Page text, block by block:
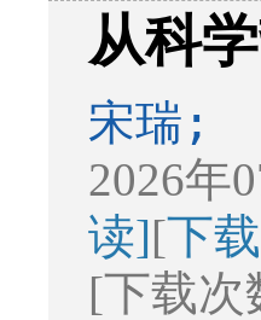
从科
宋瑞;
2026年
读][下载
[下载次